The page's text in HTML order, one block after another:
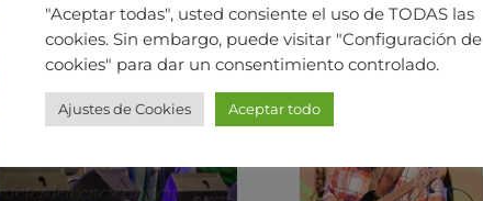
"Aceptar todas", usted consiente el uso de TODAS las
cookies. Sin embargo, puede visitar "Configuración de
cookies" para dar un consentimiento controlado.
Ajustes de Cookies Aceptar todo